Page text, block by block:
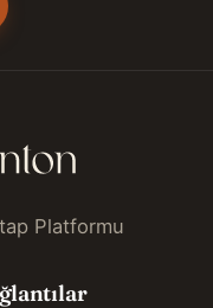
Platformu